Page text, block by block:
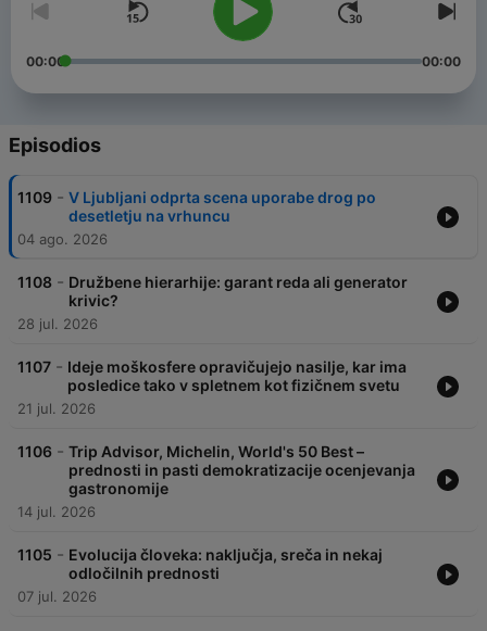
00:00 00:00
Episodios
1109 - V Ljubljani odprta scena uporabe drog po
desetletju na vrhuncu
04 ago. 2026
1108 - Družbene hierarhije: garant reda ali generator
krivic?
28 jul. 2026
1107 - Ideje moškosfere opravičujejo nasilje, kar ima
posledice tako v spletnem kot fizičnem svetu
21 jul. 2026
1106 - Trip Advisor, Michelin, World's 50 Best –
prednosti in pasti demokratizacije ocenjevanja
gastronomije
14 jul. 2026
1105 - Evolucija človeka: naključja, sreča in nekaj
odločilnih prednosti
07 jul. 2026